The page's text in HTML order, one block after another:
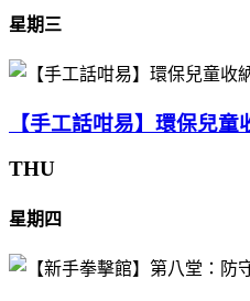
星期三
【手工話咁易】環保兒童
THU
星期四